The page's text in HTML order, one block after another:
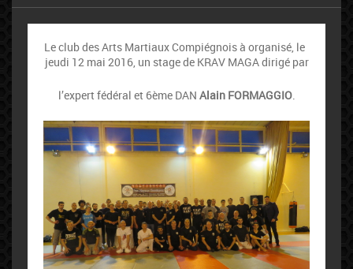
Le club des Arts Martiaux Compiégnois à organisé, le
jeudi 12 mai 2016, un stage de KRAV MAGA dirigé par
l’expert fédéral et 6ème DAN Alain FORMAGGIO.